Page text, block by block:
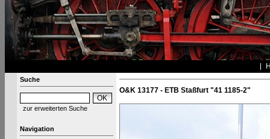
Suche
zur erweiterten Suche
Navigation
O&K 13177 - ETB Staßfurt "41 1185-2"